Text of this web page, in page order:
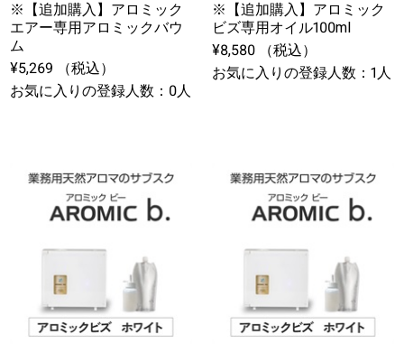
※【追加購入】アロミック
エアー専用アロミックバウ
ム
¥5,269 （税込）
お気に入りの登録人数：0人
※【追加購入】アロミック
ビズ専用オイル100ml
¥8,580 （税込）
お気に入りの登録人数：1人